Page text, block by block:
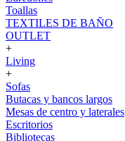
Toallas
TEXTILES DE BAÑO
OUTLET
+
Living
+
Sofas
Butacas y bancos largos
Mesas de centro y laterales
Escritorios
Bibliotecas